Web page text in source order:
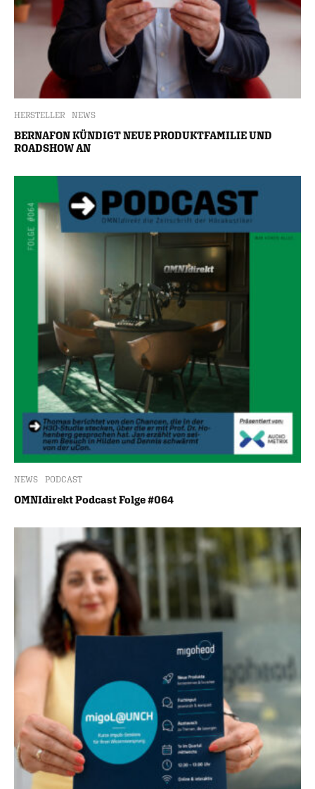
HERSTELLER NEWS
BERNAFON KÜNDIGT NEUE PRODUKTFAMILIE UND
ROADSHOW AN
NEWS PODCAST
OMNIdirekt Podcast Folge #064